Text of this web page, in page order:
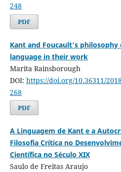
248
PDF
Kant and Foucault’s
language in their work
Marita Rainsborough
DOI: https://doi.org/10.36311/
268
PDF
A Linguagem de Kant e a
Filosofia Crítica no
Científica no Século XIX
Saulo de Freitas Araujo